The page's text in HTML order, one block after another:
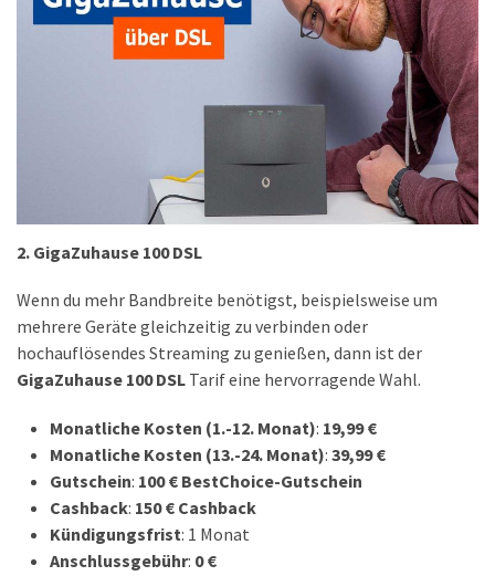
2. GigaZuhause 100 DSL
Wenn du mehr Bandbreite benötigst, beispielsweise um
mehrere Geräte gleichzeitig zu verbinden oder
hochauflösendes Streaming zu genießen, dann ist der
GigaZuhause 100 DSL Tarif eine hervorragende Wahl.
Monatliche Kosten (1.-12. Monat): 19,99 €
Monatliche Kosten (13.-24. Monat): 39,99 €
Gutschein: 100 € BestChoice-Gutschein
Cashback: 150 € Cashback
Kündigungsfrist: 1 Monat
Anschlussgebühr: 0 €